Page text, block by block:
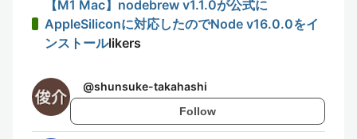
【M1 Mac】nodebrew v1.1.0が公式に
AppleSiliconに対応したのでNode v16.0.0をイ
ンストールlikers
@shunsuke-takahashi
Follow